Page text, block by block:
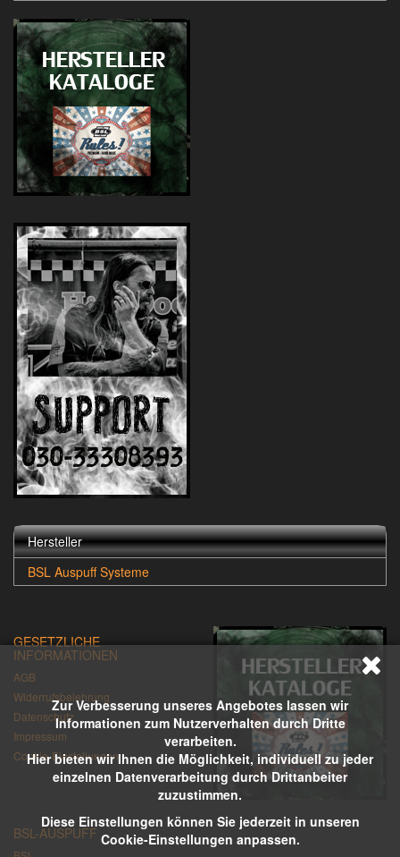
Zur Verbesserung unseres Angebotes lassen wir
Informationen zum Nutzerverhalten durch Dritte
verarbeiten.
Hier bieten wir Ihnen die Möglichkeit, individuell zu jeder
einzelnen Datenverarbeitung durch Drittanbeiter
zuzustimmen.
Diese Einstellungen können Sie jederzeit in unseren
Cookie-Einstellungen anpassen.
Hersteller
BSL Auspuff Systeme
GESETZLICHE
INFORMATIONEN
AGB
Widerrufsbelehrung
Datenschutz
Impressum
Cookie-Einstellungen
BSL-AUSPUFF